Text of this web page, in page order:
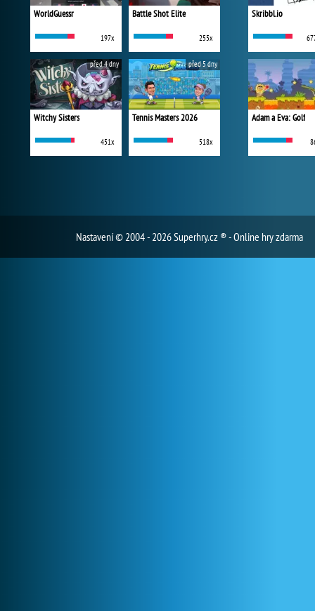
WorldGuessr
197x
Battle Shot Elite
255x
Witchy Sisters
451x
před 4 dny
Tennis Masters 2026
518x
před 5 dny
Skribbl.io
Adam a Eva: Golf
Nastavení© 2004 - 2026 Superhry.cz ® - Online hry zdarma